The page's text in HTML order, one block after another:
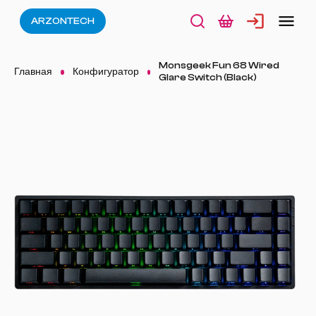
ARZONTECH
Главная Конфигуратор
Monsgeek Fun 68 Wired
Glare Switch (Black)